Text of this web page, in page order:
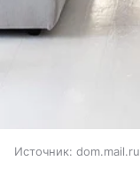
Источник: dom.mail.ru